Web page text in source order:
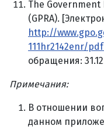
The
(GPRA).
http://
111hr2142enr/
обращения:
Примечания:
В отношении
данном